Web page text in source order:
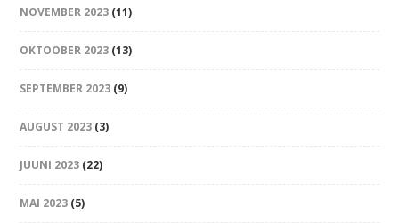
NOVEMBER 2023 (11)
OKTOOBER 2023 (13)
SEPTEMBER 2023 (9)
AUGUST 2023 (3)
JUUNI 2023 (22)
MAI 2023 (5)